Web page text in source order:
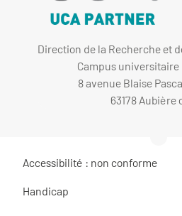
Direction de la Recherche et
Campus universitaire
8 avenue Blaise
63178 Aubière
Accessibilité : non conforme
Handicap